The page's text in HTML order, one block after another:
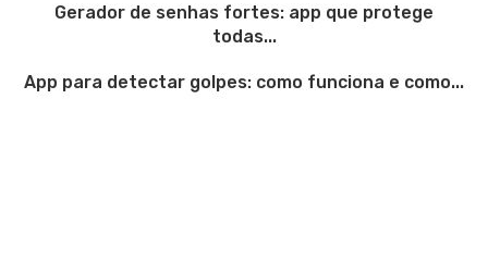
Gerador de senhas fortes: app que protege
todas...
App para detectar golpes: como funciona e como...